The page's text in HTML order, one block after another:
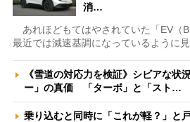
消…
あれほどもてはやされていた「EV（
最近では減速基調になっているように
《雪道の対応力を検証》シビアな状
ー」の真価 「ターボ」と「スト…
乗り込むと同時に「これが軽？」と